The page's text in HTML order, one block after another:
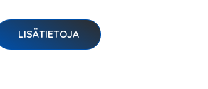
LISÄTIETOJA